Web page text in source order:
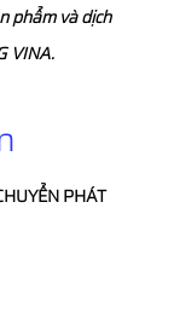
phẩm và dịch
VINA.
PHÁT